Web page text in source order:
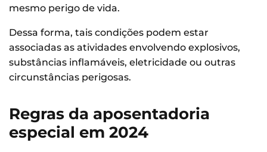
mesmo perigo de vida.
Dessa forma, tais condições podem estar
associadas as atividades envolvendo explosivos,
substâncias inflamáveis, eletricidade ou outras
circunstâncias perigosas.
Regras da aposentadoria
especial em 2024